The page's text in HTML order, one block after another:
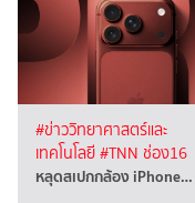
#ข่าววิทยาศาสตร์และ
เทคโนโลยี#TNN ช่อง16
หลุดสเปกกล้อง iPhone…